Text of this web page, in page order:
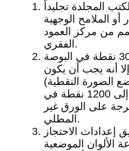
المجلدة تجليداً
أو الملامح الوجهية
الحاسمة في حدود 5 مم من مركز العمود
الفقري.
على الرغم من أن 300 نقطة في البوصة
أنه يجب أن يكون
الصورة النقطية)
من 600 نقطة في البوصة إلى 1200 نقطة في
على الورق غير
المطلي.
إعدادات الاحتجاز
الألوان الموضعية